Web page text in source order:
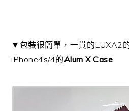
▼包裝很簡單，一貫的LUXA2
iPhone4s/4的Alum X Case